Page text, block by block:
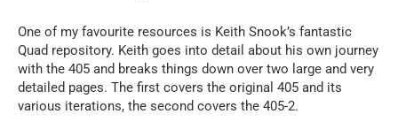
One of my favourite resources is Keith Snook’s fantastic
Quad repository. Keith goes into detail about his own journey
with the 405 and breaks things down over two large and very
detailed pages. The first covers the original 405 and its
various iterations, the second covers the 405-2.